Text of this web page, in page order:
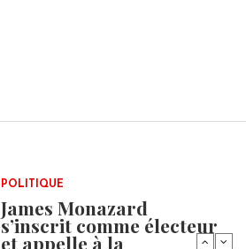
POLITIQUE
James Monazard
s’inscrit comme électeur
et appelle à la